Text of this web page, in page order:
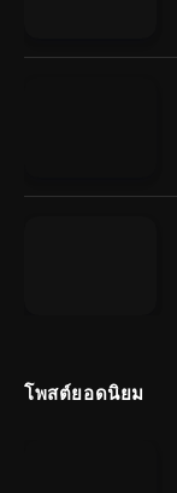
โพสต์ยอดนิยม